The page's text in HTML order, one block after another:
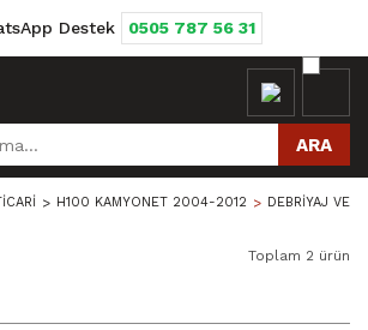
Destek 0505 787 56 31
ARA
H100 KAMYONET 2004-2012 DEBRİYAJ VE
Toplam 2 ürün